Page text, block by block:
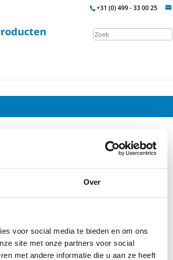
Over
voor social media te bieden en om ons
site met onze partners voor social
met andere informatie die u aan ze heeft
+31 (0) 499 - 33 00 25